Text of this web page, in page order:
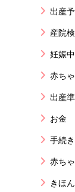
出産
産院
妊娠
赤ち
出産
お金
手続き
赤ち
きほ